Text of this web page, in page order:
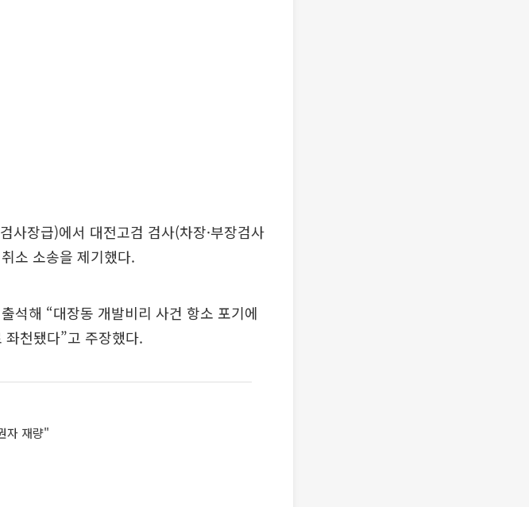
사장급)에서 대전고검 검사(차장·부장검사
소 소송을 제기했다.
석해 “대장동 개발비리 사건 항소 포기에
천됐다”고 주장했다.
자 재량"